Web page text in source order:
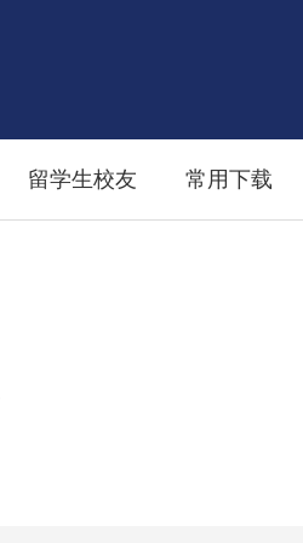
留学生校友 常用下载